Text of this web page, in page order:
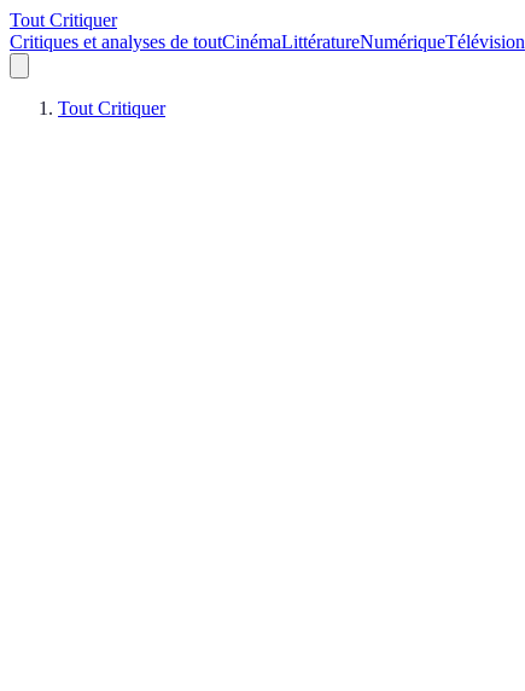
Tout Critiquer
Critiques et analyses de toutCinémaLittératureNumériqueTélévision
Tout Critiquer